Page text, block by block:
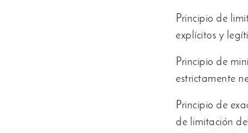
Principio de
explícitos y
Principio de
estrictamente
Principio de
de limitación